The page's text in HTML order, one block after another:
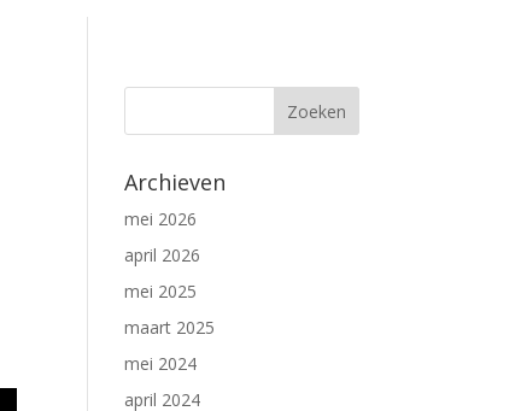
Archieven
mei 2026
april 2026
mei 2025
maart 2025
mei 2024
april 2024